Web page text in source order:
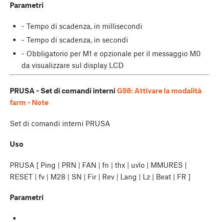
Parametri
- Tempo di scadenza, in millisecondi
- Tempo di scadenza, in secondi
- Obbligatorio per M1 e opzionale per il messaggio M0
da visualizzare sul display LCD
PRUSA - Set di comandi interniG98: Attivare la modalità
farm - Note
Set di comandi interni PRUSA
Uso
PRUSA [ Ping | PRN | FAN | fn | thx | uvlo | MMURES |
RESET | fv | M28 | SN | Fir | Rev | Lang | Lz | Beat | FR ]
Parametri